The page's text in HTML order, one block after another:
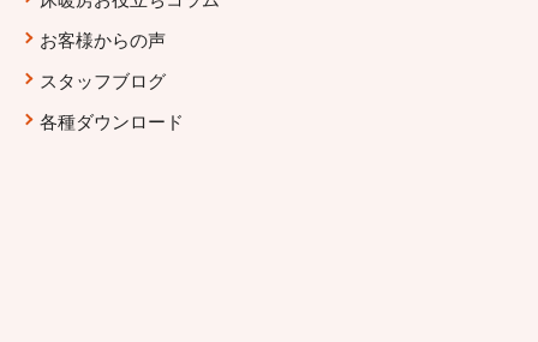
お客様からの声
スタッフブログ
各種ダウンロード